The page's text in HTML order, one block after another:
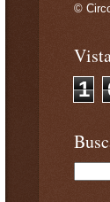
©
1